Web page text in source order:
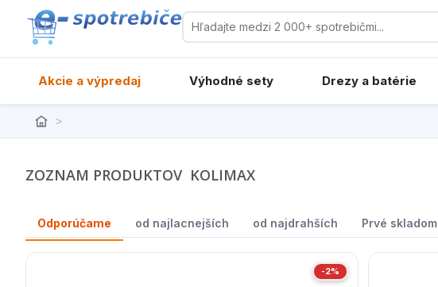
Akcie a výpredaj Výhodné sety Drezy a batérie
>
ZOZNAM PRODUKTOV KOLIMAX
Odporúčame od najlacnejších od najdrahších Prvé skladom
-2%